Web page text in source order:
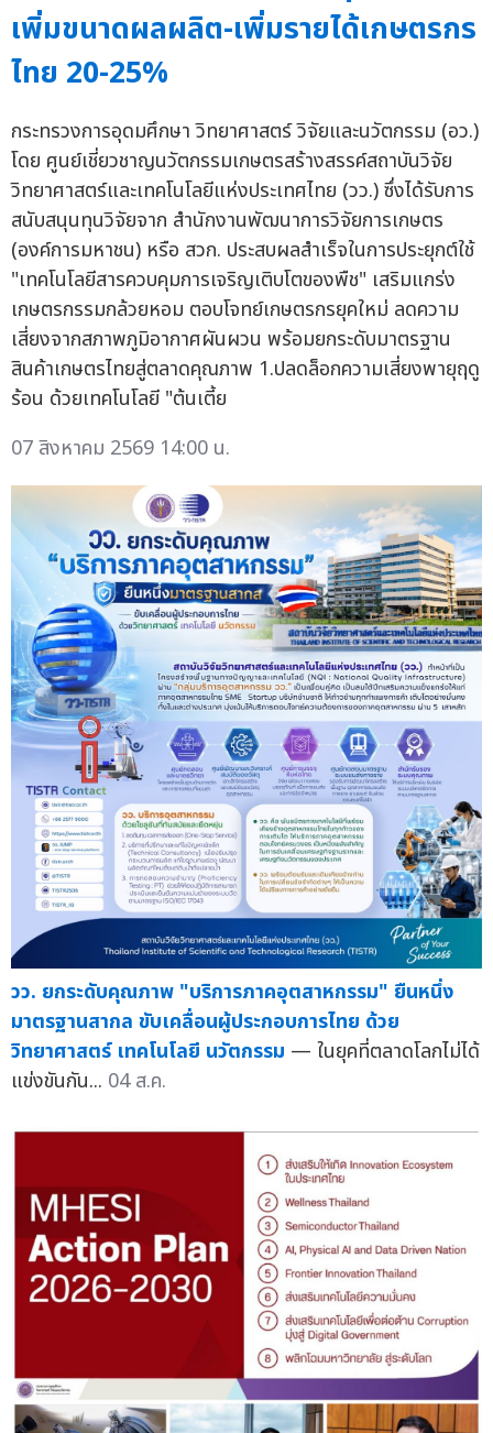
เพิ่มขนาดผลผลิต-เพิ่มรายได้เกษตรกร
ไทย 20-25%
กระทรวงการอุดมศึกษา วิทยาศาสตร์ วิจัยและนวัตกรรม (อว.)
โดย ศูนย์เชี่ยวชาญนวัตกรรมเกษตรสร้างสรรค์สถาบันวิจัย
วิทยาศาสตร์และเทคโนโลยีแห่งประเทศไทย (วว.) ซึ่งได้รับการ
สนับสนุนทุนวิจัยจาก สำนักงานพัฒนาการวิจัยการเกษตร
(องค์การมหาชน) หรือ สวก. ประสบผลสำเร็จในการประยุกต์ใช้
"เทคโนโลยีสารควบคุมการเจริญเติบโตของพืช" เสริมแกร่ง
เกษตรกรรมกล้วยหอม ตอบโจทย์เกษตรกรยุคใหม่ ลดความ
เสี่ยงจากสภาพภูมิอากาศผันผวน พร้อมยกระดับมาตรฐาน
สินค้าเกษตรไทยสู่ตลาดคุณภาพ 1.ปลดล็อกความเสี่ยงพายุฤดู
ร้อน ด้วยเทคโนโลยี "ต้นเตี้ย
07 สิงหาคม 2569 14:00 น.
วว. ยกระดับคุณภาพ "บริการภาคอุตสาหกรรม" ยืนหนึ่ง
มาตรฐานสากล ขับเคลื่อนผู้ประกอบการไทย ด้วย
วิทยาศาสตร์ เทคโนโลยี นวัตกรรม — ในยุคที่ตลาดโลกไม่ได้
แข่งขันกัน... 04 ส.ค.